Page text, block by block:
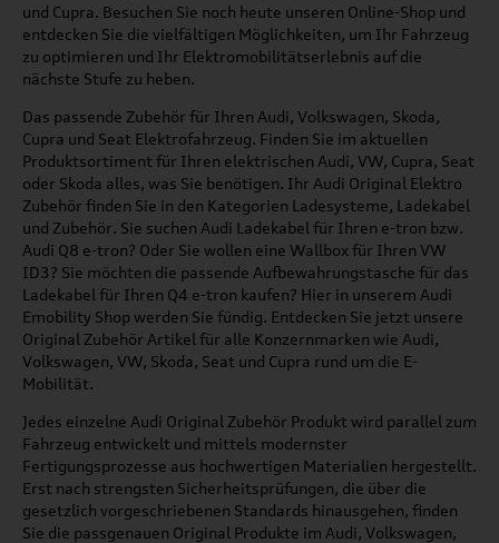
und Cupra. Besuchen Sie noch heute unseren Online-Shop und
entdecken Sie die vielfältigen Möglichkeiten, um Ihr Fahrzeug
zu optimieren und Ihr Elektromobilitätserlebnis auf die
nächste Stufe zu heben.
Das passende Zubehör für Ihren Audi, Volkswagen, Skoda,
Cupra und Seat Elektrofahrzeug. Finden Sie im aktuellen
Produktsortiment für Ihren elektrischen Audi, VW, Cupra, Seat
oder Skoda alles, was Sie benötigen. Ihr Audi Original Elektro
Zubehör finden Sie in den Kategorien Ladesysteme, Ladekabel
und Zubehör. Sie suchen Audi Ladekabel für Ihren e-tron bzw.
Audi Q8 e-tron? Oder Sie wollen eine Wallbox für Ihren VW
ID3? Sie möchten die passende Aufbewahrungstasche für das
Ladekabel für Ihren Q4 e-tron kaufen? Hier in unserem Audi
Emobility Shop werden Sie fündig. Entdecken Sie jetzt unsere
Original Zubehör Artikel für alle Konzernmarken wie Audi,
Volkswagen, VW, Skoda, Seat und Cupra rund um die E-
Mobilität.
Jedes einzelne Audi Original Zubehör Produkt wird parallel zum
Fahrzeug entwickelt und mittels modernster
Fertigungsprozesse aus hochwertigen Materialien hergestellt.
Erst nach strengsten Sicherheitsprüfungen, die über die
gesetzlich vorgeschriebenen Standards hinausgehen, finden
Sie die passgenauen Original Produkte im Audi, Volkswagen,